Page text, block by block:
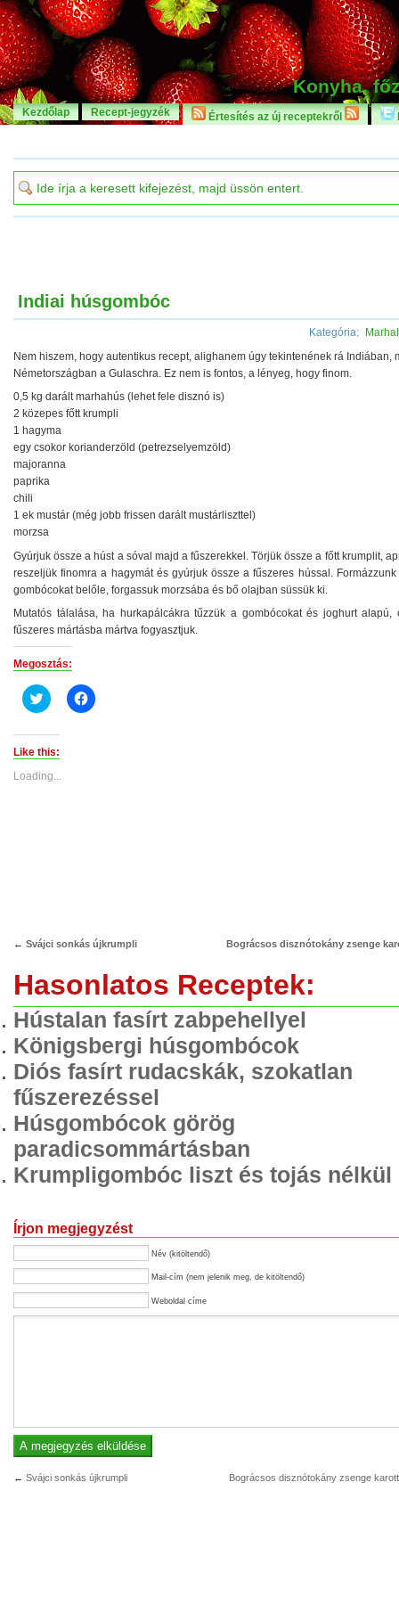
Konyha,
Kezdőlap Recept-jegyzék Értesítés az új receptekről
Indiai húsgombóc
Kategória:
Nem hiszem, hogy autentikus recept, alighanem úgy tekintenének rá Indiában,
Németországban a Gulaschra. Ez nem is fontos, a lényeg, hogy finom.
0,5 kg darált marhahús (lehet fele disznó is)
2 közepes főtt krumpli
1 hagyma
egy csokor korianderzöld (petrezselyemzöld)
majoranna
paprika
chili
1 ek mustár (még jobb frissen darált mustárliszttel)
morzsa
Gyúrjuk össze a húst a sóval majd a fűszerekkel. Törjük össze a főtt krumplit,
reszeljük finomra a hagymát és gyúrjuk össze a fűszeres hússal.
gombócokat belőle, forgassuk morzsába és bő olajban süssük ki.
Mutatós tálalása, ha hurkapálcákra tűzzük a gombócokat és joghurt alapú,
fűszeres mártásba mártva fogyasztjuk.
Megosztás:
Click
to
(Opens
new
Click
to
Like this:
Loading...
← Svájci sonkás újkrumpli Bográcsos disznótokány zsenge
Hasonlatos Receptek:
Hústalan fasírt zabpehellyel
Königsbergi húsgombócok
Diós fasírt rudacskák, szokatlan
fűszerezéssel
Húsgombócok görög
paradicsommártásban
Krumpligombóc liszt és tojás nélkül
Írjon megjegyzést
Név (kitöltendő)
Mail-cím (nem jelenik meg, de kitöltendő)
Weboldal címe
← Svájci sonkás újkrumpli Bográcsos disznótokány zsenge